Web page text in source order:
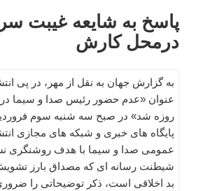
پاسخ به شایعه غیبت
درمحل کارش
به گزارش جهان به نقل از مهر، در پی
پایگاه های خبری و شبكه های مجازی
عمومی صدا و سیما با هدف روشنگری
شیطنت رسانه ای كه مصداق بارز
بد اخلاقی است، ذكر توضیحاتی را